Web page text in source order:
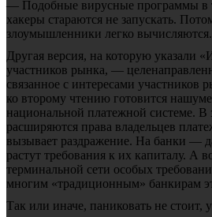
— Подобные вирусные программы в
хакеры стараются не запускать.
злоумышленники легко вычисляются.
Другая версия, на которую указали
участников рынка, —
связанное с интересами участников
ко второму чтению готовится
национальной платежной системе. В
расширяются права владельцев
вызывает раздражение. На банки —
растут требования к их капиталу. А
терминальной сети особых
многим «традиционным» банкирам
Так или иначе, паниковать не стоит,